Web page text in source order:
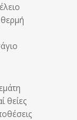
θείες